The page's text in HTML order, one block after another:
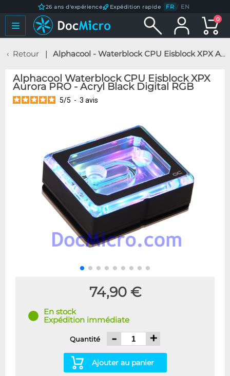
26 ans d'expérience Expédition rapide FR / EN
0
Retour Alphacool - Waterblock CPU Eisblock XPX Aurora PRO - Acryl Black Digital RGB
Alphacool Waterblock CPU Eisblock XPX
Aurora PRO - Acryl Black Digital RGB
5/5 - 3 avis
74,90 €
En stock
Expédition immédiate
Quantité - +
Ajouter au panier